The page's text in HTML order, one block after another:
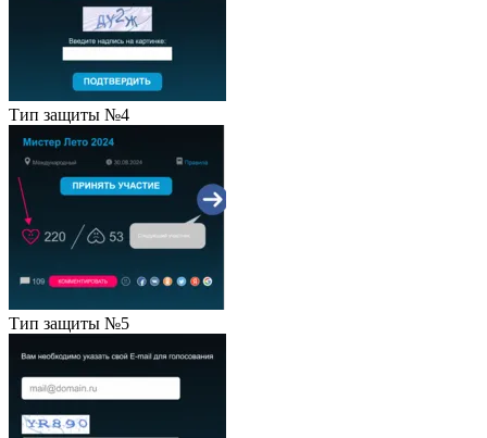
Тип защиты №4
Тип защиты №5